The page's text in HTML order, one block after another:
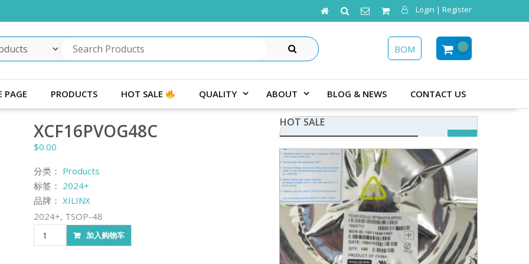
Login | Register
SEARCH
0
BOM
PAGE PRODUCTS HOT SALE QUALITY ABOUT BLOG & NEWS CONTACT US
XCF16PVOG48C
$0.00
分类： Products
标签： 2024+
品牌：XILINX
2024+, TSOP-48
XCF16PVOG48C
数
加入购物车
HOT SALE